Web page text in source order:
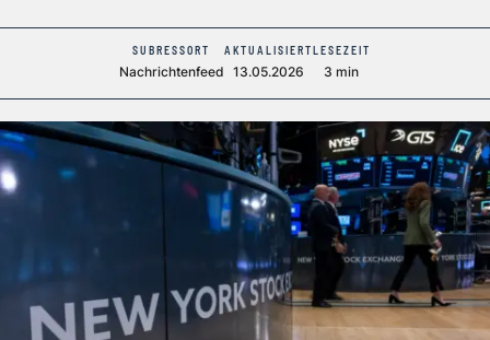
SUBRESSORT
Nachrichtenfeed
AKTUALISIERT
13.05.2026
LESEZEIT
3 min